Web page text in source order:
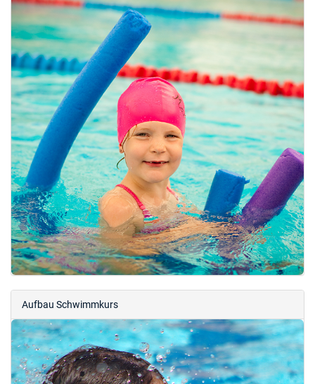
Aufbau Schwimmkurs